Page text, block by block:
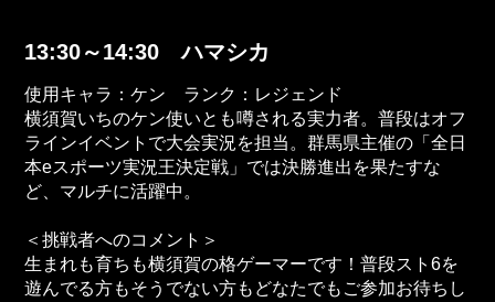
13:30～14:30 ハマシカ
使用キャラ：ケン ランク：レジェンド
横須賀いちのケン使いとも噂される実力者。普段はオフ
ラインイベントで大会実況を担当。群馬県主催の「全日
本eスポーツ実況王決定戦」では決勝進出を果たすな
ど、マルチに活躍中。
＜挑戦者へのコメント＞
生まれも育ちも横須賀の格ゲーマーです！普段スト6を
遊んでる方もそうでない方もどなたでもご参加お待ちし